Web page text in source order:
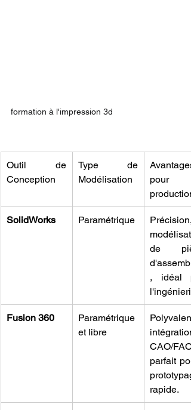
formation à l'impression 3d
Outil de
Conception
Type de
Modélisation
Avantages
pour
production
SolidWorks Paramétrique
Précision,
de
, idéal
Fusion 360
Paramétrique
et libre
intégration
CAO/FAO,
parfait
rapide.